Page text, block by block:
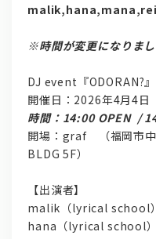
※時間が変更になりま
DJ event『ODORAN?』
開催日：2026年4月4日
時間：14:00 OPEN /
開場：graf （福岡市
BLDG 5F）
【出演者】
malik（lyrical school）
hana（lyrical school）